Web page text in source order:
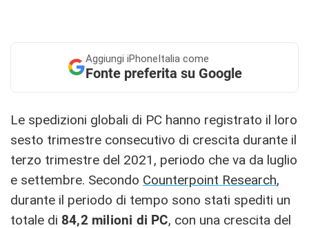
Aggiungi iPhoneItalia come
Fonte preferita su Google
Le spedizioni globali di PC hanno registrato il loro
sesto trimestre consecutivo di crescita durante il
terzo trimestre del 2021, periodo che va da luglio
e settembre. Secondo Counterpoint Research,
durante il periodo di tempo sono stati spediti un
totale di 84,2 milioni di PC, con una crescita del